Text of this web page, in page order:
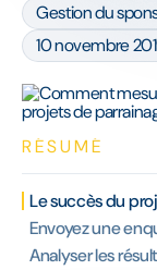
Gestion du
10 novembre
RÉSUMÉ
Le succès du
Envoyez une
Analyser les